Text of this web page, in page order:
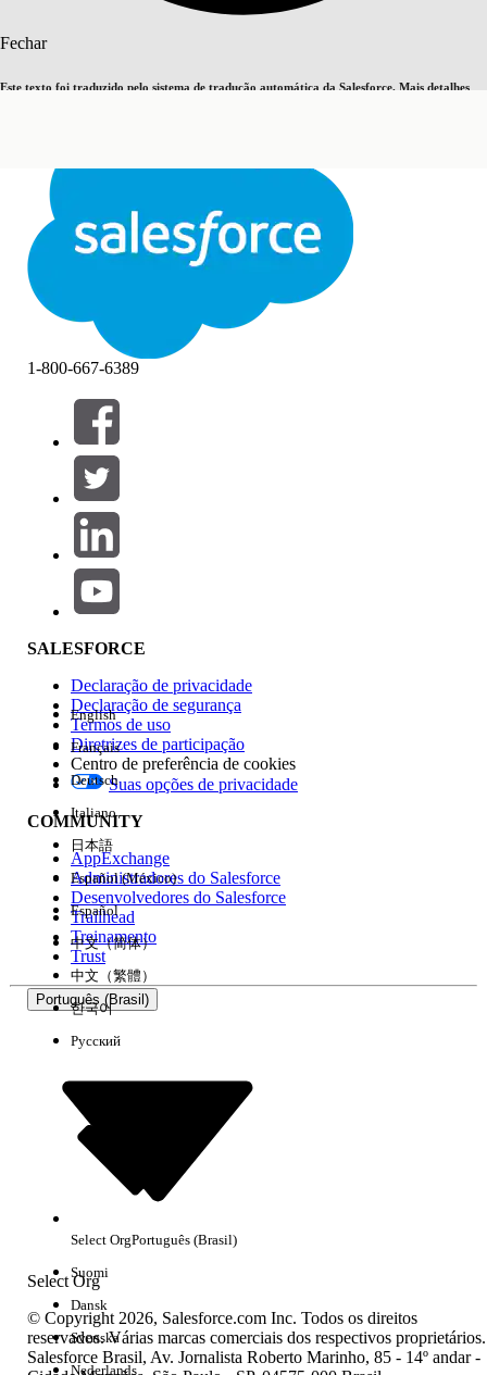
Fechar
Este texto foi traduzido pelo sistema de tradução automática da Salesforce. Mais detalhes
Fechar Fechar
Filtros (0)
SELECIONAR FILTROS
Área de produtos
Impacto do recurso
Edição
Experiência
Sem resultados
1-800-667-6389
SALESFORCE
Declaração de privacidade
Declaração de segurança
Termos de uso
Diretrizes de participação
Centro de preferência de cookies
Suas opções de privacidade
COMMUNITY
AppExchange
Administradores do Salesforce
Desenvolvedores do Salesforce
Trailhead
Treinamento
Trust
Português (Brasil)
Select Org
English
Français
Deutsch
Italiano
日本語
Español (México)
Español
中文（简体）
中文（繁體）
한국어
Русский
Select OrgPortuguês (Brasil)
Suomi
Dansk
Svenska
Nederlands
© Copyright 2026, Salesforce.com Inc. Todos os direitos
reservados. Várias marcas comerciais dos respectivos proprietários.
Salesforce Brasil, Av. Jornalista Roberto Marinho, 85 - 14º andar -